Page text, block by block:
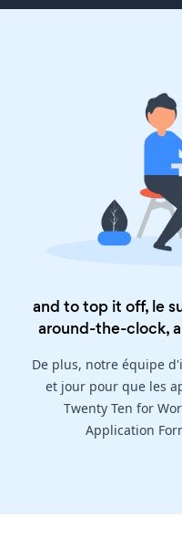
and to top it off, le
around-the-clock,
De plus, notre équipe
et jour pour que les
Twenty Ten for
Application